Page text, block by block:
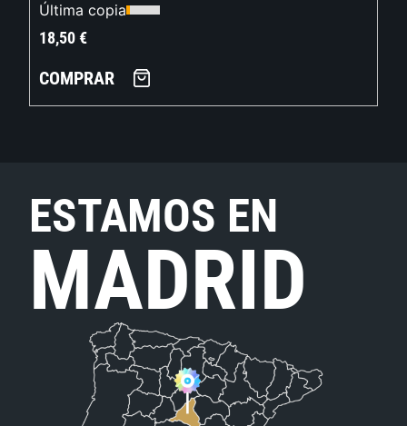
Última copia
18,50€
COMPRAR
ESTAMOS EN
MADRID